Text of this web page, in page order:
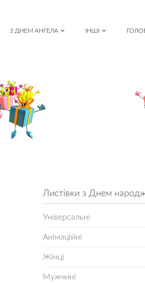
З ДНЕМ АНГЕЛА ІНШІ
Листівки з Днем
Універсальні
Анімаційні
Жінці
Мужчині